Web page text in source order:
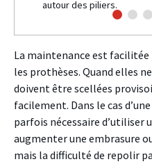
autour des piliers.
La maintenance est
les prothèses. Quand elles
doivent être scellées
facilement. Dans le cas
parfois nécessaire d’utiliser
augmenter une embrasure
mais la difficulté de repolir